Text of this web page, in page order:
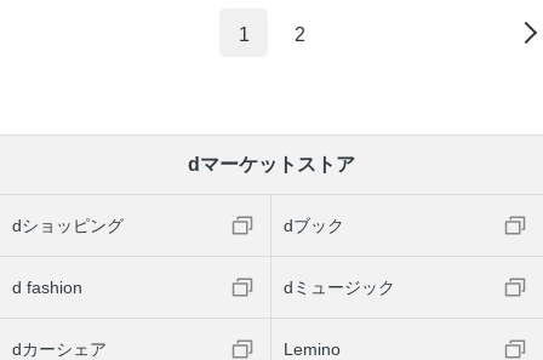
1 2
dマーケットストア
dショッピング dブック
d fashion dミュージック
dカーシェア Lemino